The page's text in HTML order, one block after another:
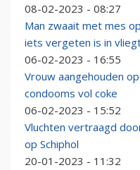
08-02-2023 - 08:27
Man zwaait met mes
iets vergeten is in
06-02-2023 - 16:55
Vrouw aangehouden
condooms vol coke
06-02-2023 - 15:52
Vluchten vertraagd
op Schiphol
20-01-2023 - 11:32